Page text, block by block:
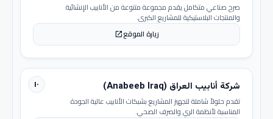
صرح صناعي متكامل يقدم مجموعة متنوعة من الأنابيب الإنشائية
والمنتجات البلاستيكية للمشاريع الكبرى.
زيارة الموقعopen_in_new
١٠ شركة أنابيب العراق (Anabeeb Iraq)
تقدم حلولاً شاملة لتجهيز المشاريع بشبكات الأنابيب عالية الجودة
المناسبة لأنظمة الري والصرف الصحي.